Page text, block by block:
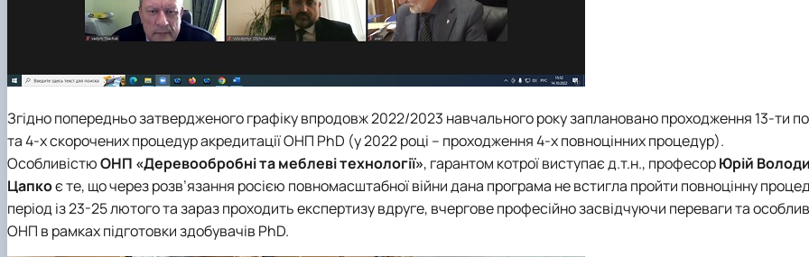
Згідно попередньо затвердженого графіку впродовж 2022/2023 навчального року заплановано проходження 13-ти
та 4-х скорочених процедур акредитації ОНП PhD (у 2022 році – проходження 4-х повноцінних процедур).
ОсобливістюОНП «Деревообробні та меблеві технології», гарантом котрої виступає д.т.н., професорЮрій
Цапкоє те, що через розв’язання росією повномасштабної війни дана програма не встигла пройти повноцінну
період із 23-25 лютого та зараз проходить експертизу вдруге, вчергове професійно засвідчуючи переваги та
ОНП в рамках підготовки здобувачів PhD.